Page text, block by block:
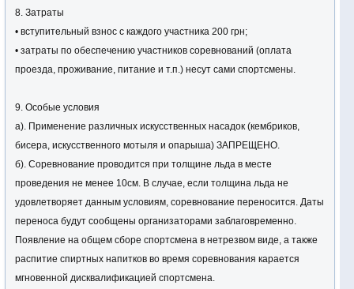
8. Затраты
• вступительный взнос с каждого участника 200 грн;
• затраты по обеспечению участников соревнований (оплата
проезда, проживание, питание и т.п.) несут сами спортсмены.
9. Особые условия
а). Применение различных искусственных насадок (кембриков,
бисера, искусственного мотыля и опарыша) ЗАПРЕЩЕНО.
б). Соревнование проводится при толщине льда в месте
проведения не менее 10см. В случае, если толщина льда не
удовлетворяет данным условиям, соревнование переносится. Даты
переноса будут сообщены организаторами заблаговременно.
Появление на общем сборе спортсмена в нетрезвом виде, а также
распитие спиртных напитков во время соревнования карается
мгновенной дисквалификацией спортсмена.